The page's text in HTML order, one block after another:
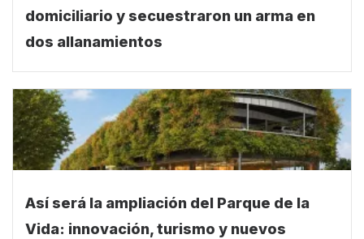
domiciliario y secuestraron un arma en
dos allanamientos
Así será la ampliación del Parque de la
Vida: innovación, turismo y nuevos